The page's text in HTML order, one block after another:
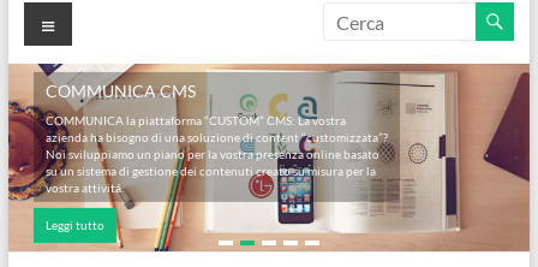
Echopress
s.r.l.
–
soluzioni
ICT
for
Menu
COMMUNICA CMS
COMMUNICA la piattaforma “CUSTOM” CMS: La vostra
azienda ha bisogno di una soluzione di content “customizzata”?
Noi sviluppiamo un piano per la vostra presenza online basato
su un sistema di gestione dei contenuti creato su misura per la
vostra attivitá.
Leggi tutto